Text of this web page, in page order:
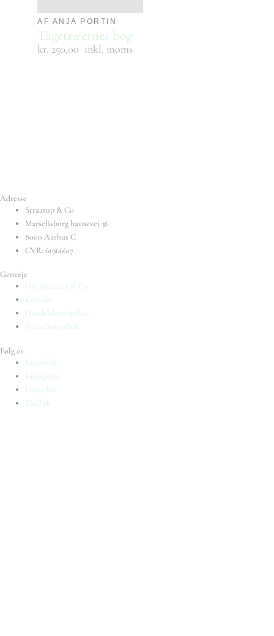
AF ANJA PORTIN
Tågetræernes bog
kr. 250,00 inkl. moms
Adresse
Straarup & Co
Marselisborg havnevej 36
8000 Aarhus C
CVR: 61966617
Genveje
Om Straarup & Co
Kontakt
Handelsbetingelser
Privatlivspolitik
Følg os
Facebook
Instagram
LinkedIn
TikTok